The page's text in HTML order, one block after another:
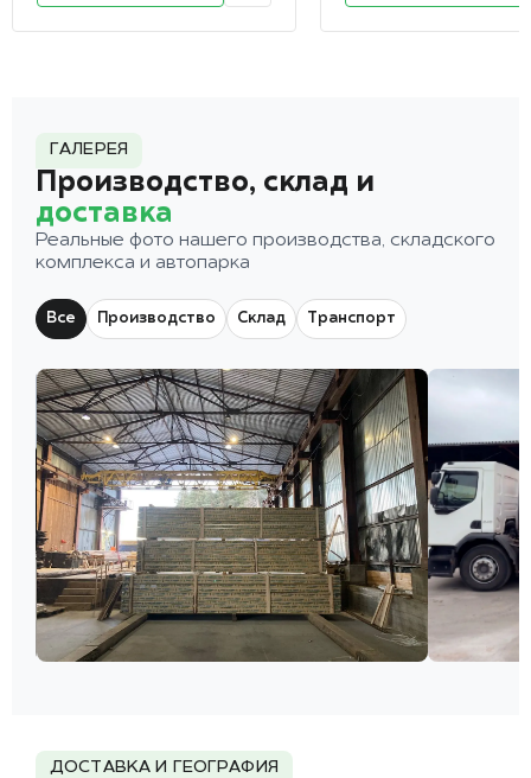
ГАЛЕРЕЯ
Производство, склад и
доставка
Реальные фото нашего производства, складского
комплекса и автопарка
Все Производство Склад Транспорт
ДОСТАВКА И ГЕОГРАФИЯ